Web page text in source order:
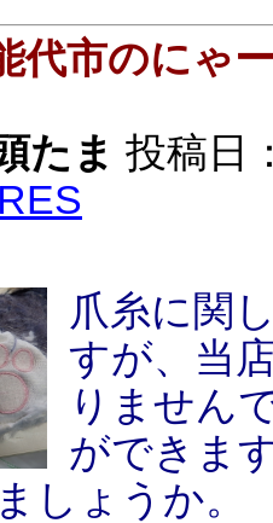
代市のにゃ
たま 投稿日
RES
爪糸に関
すが、当
りません
ができま
しょうか。